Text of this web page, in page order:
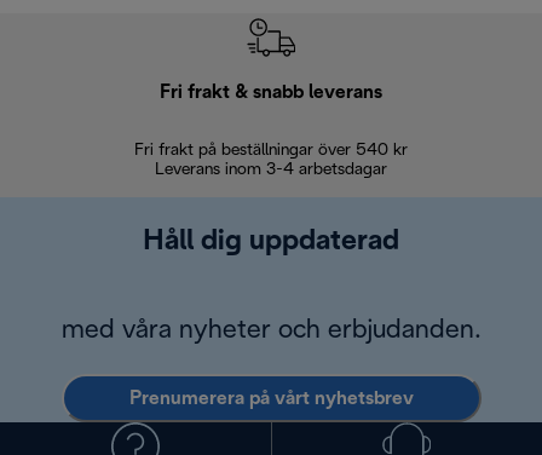
Fri frakt & snabb leverans
Fri frakt på beställningar över 540 kr
Leverans inom 3-4 arbetsdagar
Håll dig uppdaterad
med våra nyheter och erbjudanden.
Prenumerera på vårt nyhetsbrev